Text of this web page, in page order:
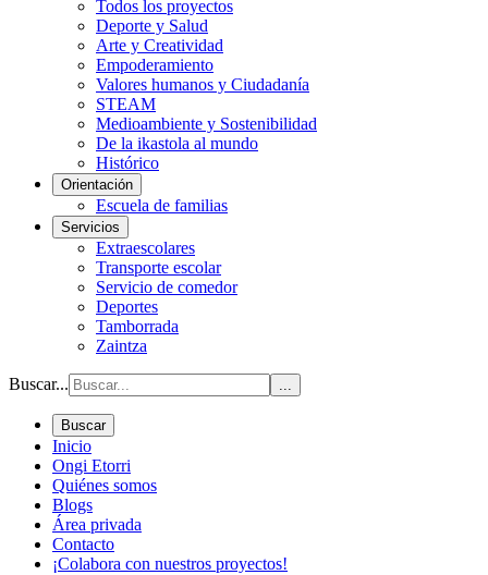
Todos los proyectos
Deporte y Salud
Arte y Creatividad
Empoderamiento
Valores humanos y Ciudadanía
STEAM
Medioambiente y Sostenibilidad
De la ikastola al mundo
Histórico
Orientación
Escuela de familias
Servicios
Extraescolares
Transporte escolar
Servicio de comedor
Deportes
Tamborrada
Zaintza
Buscar... ...
Buscar
Inicio
Ongi Etorri
Quiénes somos
Blogs
Área privada
Contacto
¡Colabora con nuestros proyectos!